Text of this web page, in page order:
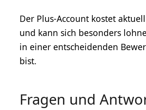
Der Plus-Account kostet
und kann sich besonders
in einer entscheidenden
bist.
Fragen und